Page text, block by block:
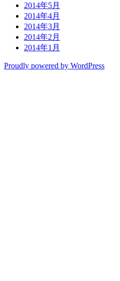
2014年5月
2014年4月
2014年3月
2014年2月
2014年1月
Proudly powered by WordPress